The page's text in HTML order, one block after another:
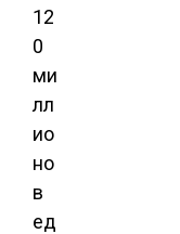
12
0
ми
лл
ио
но
в
ед